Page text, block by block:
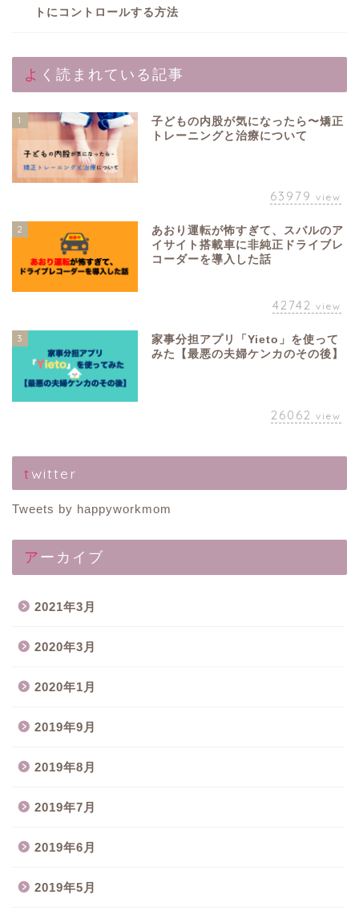
トにコントロールする方法
よく読まれている記事
1
子どもの内股が気になったら〜矯正
トレーニングと治療について
63979 view
2
あおり運転が怖すぎて、スバルのア
イサイト搭載車に非純正ドライブレ
コーダーを導入した話
42742 view
3
家事分担アプリ「Yieto」を使って
みた【最悪の夫婦ケンカのその後】
26062 view
twitter
Tweets by happyworkmom
アーカイブ
2021年3月
2020年3月
2020年1月
2019年9月
2019年8月
2019年7月
2019年6月
2019年5月